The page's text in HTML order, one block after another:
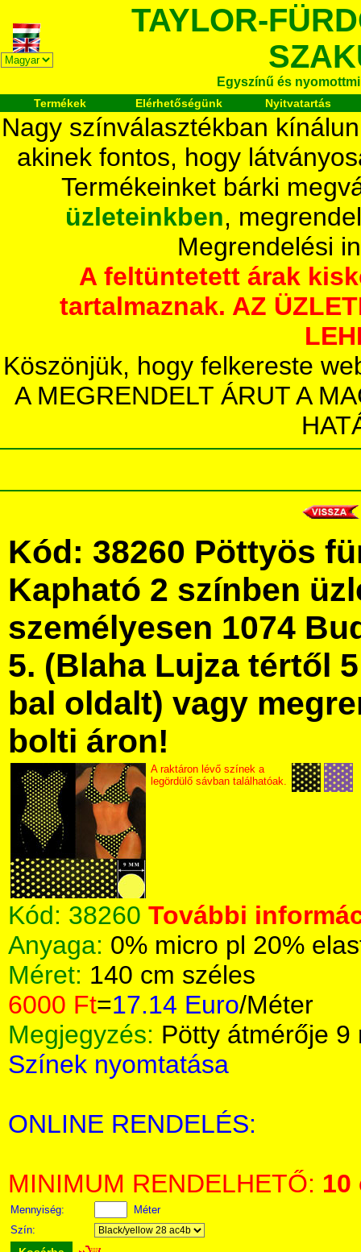
TAYLOR-
Egyszínű és
Termékek Elérhetőségünk Nyitvatartás
Nagy színválasztékban
akinek fontos, hogy
Termékeinket bárki
üzleteinkben,
Megrendelési
A feltüntetett árak
tartalmaznak. AZ
Köszönjük, hogy felkereste
A MEGRENDELT ÁRUT A
Kód: 38260 Pöttyös
Kapható 2 színben
személyesen 1074
5. (Blaha Lujza tértől
bal oldalt) vagy
bolti áron!
A raktáron lévő színek a
legördülő sávban találhatóak.
Kód: 38260 További
Anyaga: 0% micro pl 20%
Méret: 140 cm széles
6000 Ft=17.14 Euro/Méter
Megjegyzés: Pötty átmérője 9
Színek nyomtatása
ONLINE RENDELÉS:
MINIMUM RENDELHETŐ: 10
Mennyiség:
Méter
Szín: